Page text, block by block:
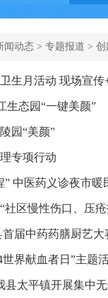
闻动态 > 专题报道 > 创
生月活动 现场宣
生态园“一键美颜”
园“美颜”
专项行动
” 中医药义诊夜市暖
社区慢性伤口、压
届中药药膳厨艺大
世界献血者日”主题
县太平镇开展集中